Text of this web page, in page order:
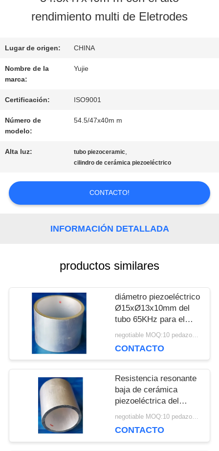
CONTROL
CALIDAD
ÉNTRENOS
CONTACTO
MAPA
DEL
PRIVACY
POLICY
rendimiento multi de Eletrodes
Lugar de origen: CHINA
Nombre de la
marca:
Yujie
Certificación: ISO9001
Número de
modelo:
54.5/47x40m m
Alta luz: tubo piezoceramic,
cilindro de cerámica piezoeléctrico
CONTACTO!
INFORMACIÓN DETALLADA
productos similares
diámetro piezoeléctrico
Ø15xØ13x10mm del
tubo 65KHz para el
hidrófono ultrasónico
negotiable MOQ:10 pedazos/pedazos
CONTACTO
Resistencia resonante
baja de cerámica
piezoeléctrica del
cilindro 151KHZ de
negotiable MOQ:10 pedazos/pedazos
CONTACTO